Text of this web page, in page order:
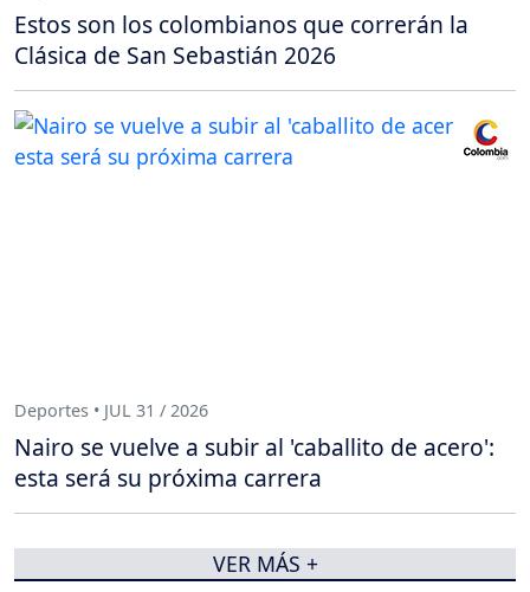
Estos son los colombianos que correrán la
Clásica de San Sebastián 2026
Deportes • JUL 31 / 2026
Nairo se vuelve a subir al 'caballito de acero':
esta será su próxima carrera
VER MÁS +